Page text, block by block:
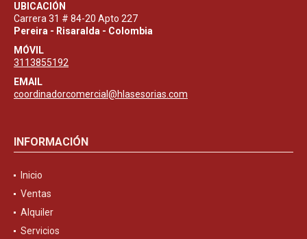
UBICACIÓN
Carrera 31 # 84-20 Apto 227
Pereira - Risaralda - Colombia
MÓVIL
3113855192
EMAIL
coordinadorcomercial@hlasesorias.com
INFORMACIÓN
Inicio
Ventas
Alquiler
Servicios